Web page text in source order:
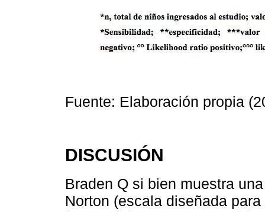
Fuente: Elaboración propia
DISCUSIÓN
Braden Q si bien muestra
Norton (escala diseñada